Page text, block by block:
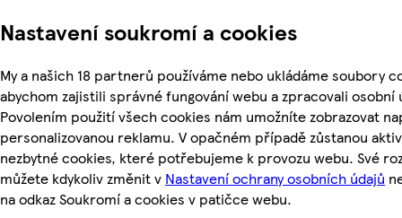
Nastavení soukromí a cookies
My a našich 18 partnerů používáme nebo ukládáme soubory
abychom zajistili správné fungování webu a zpracovali osobní
Povolením použití všech cookies nám umožníte zobrazovat
personalizovanou reklamu. V opačném případě zůstanou
nezbytné cookies, které potřebujeme k provozu webu. Své
můžete kdykoliv změnit v Nastavení ochrany osobních údajů
na odkaz Soukromí a cookies v patičce webu.